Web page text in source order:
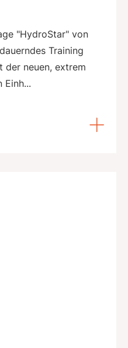
"HydroStar" von
Training
der neuen, extrem
Einh...